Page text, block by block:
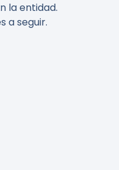
la entidad.
a seguir.